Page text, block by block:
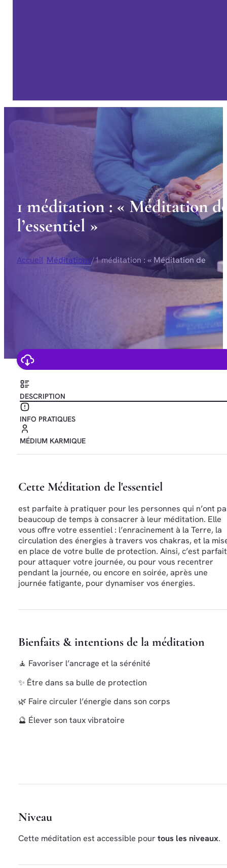
1 méditation : « Méditationd
l’essentiel »
Accueil/ Méditations/1 méditation : « Méditation de
DESCRIPTION
INFO PRATIQUES
MÉDIUM KARMIQUE
Cette Méditation de l'essentiel
est parfaite à pratiquer pour les personnes qui n’ont
beaucoup de temps à consacrer à leur méditation. Elle
vous offre votre essentiel : l’enracinement à la Terre, la
circulation des énergies à travers vos chakras, et la
en place de votre bulle de protection. Ainsi, c’est parfait
pour attaquer votre journée, ou pour vous recentrer
pendant la journée, ou encore en soirée, après une
journée fatigante, pour dynamiser vos énergies.
Bienfaits & intentions de la méditation
🧘 Favoriser l’ancrage et la sérénité
✨ Être dans sa bulle de protection
🌿 Faire circuler l’énergie dans son corps
🔮 Élever son taux vibratoire
Niveau
Cette méditation est accessible pour tous les niveaux.